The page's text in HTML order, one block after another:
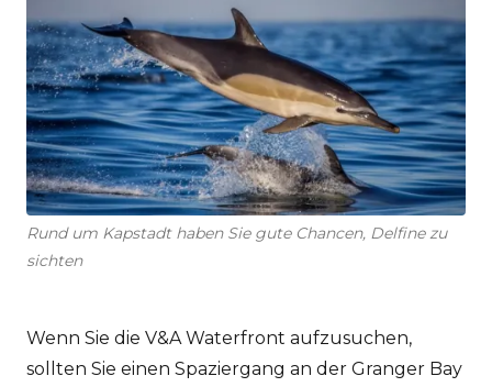
Rund um Kapstadt haben Sie gute Chancen, Delfine zu
sichten
Wenn Sie die V&A Waterfront aufzusuchen,
sollten Sie einen Spaziergang an der Granger Bay